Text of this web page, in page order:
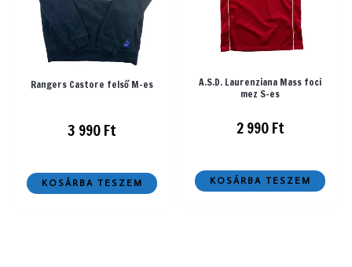
Rangers Castore felső M-es
3 990Ft
KOSÁRBA TESZEM
A.S.D. Laurenziana Mass foci
mez S-es
2 990Ft
KOSÁRBA TESZEM